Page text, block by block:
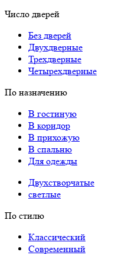
Число дверей
Без дверей
Двухдверные
Трехдверные
Четырехдверные
По назначению
В гостиную
В коридор
В прихожую
В спальню
Для одежды
Двухстворчатые
светлые
По стилю
Классический
Современный